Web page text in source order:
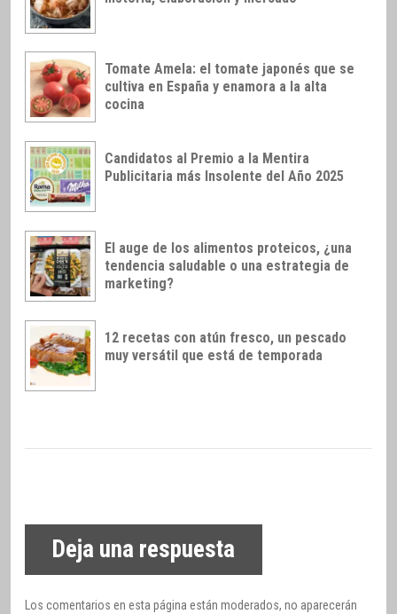
Tomate Amela: el tomate japonés que se
cultiva en España y enamora a la alta
cocina
Candidatos al Premio a la Mentira
Publicitaria más Insolente del Año 2025
El auge de los alimentos proteicos, ¿una
tendencia saludable o una estrategia de
marketing?
12 recetas con atún fresco, un pescado
muy versátil que está de temporada
Deja una respuesta
Los comentarios en esta página están moderados, no aparecerán